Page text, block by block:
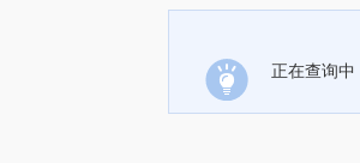
正在查询中